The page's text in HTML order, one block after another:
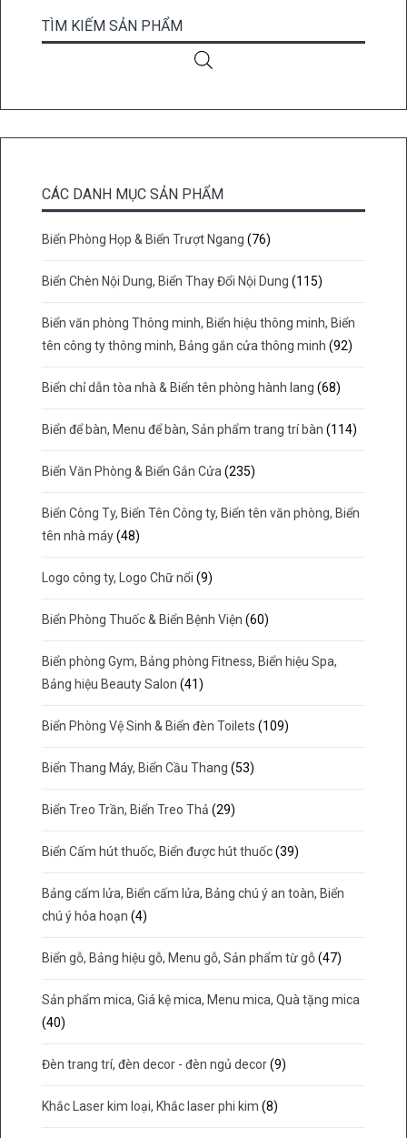
TÌM KIẾM SẢN PHẨM
CÁC DANH MỤC SẢN PHẨM
Biển Phòng Họp & Biển Trượt Ngang (76)
Biển Chèn Nội Dung, Biển Thay Đổi Nội Dung (115)
Biển văn phòng Thông minh, Biển hiệu thông minh, Biển
tên công ty thông minh, Bảng gắn cửa thông minh (92)
Biển chỉ dẫn tòa nhà & Biển tên phòng hành lang (68)
Biển để bàn, Menu để bàn, Sản phẩm trang trí bàn (114)
Biển Văn Phòng & Biển Gắn Cửa (235)
Biển Công Ty, Biển Tên Công ty, Biển tên văn phòng, Biển
tên nhà máy (48)
Logo công ty, Logo Chữ nổi (9)
Biển Phòng Thuốc & Biển Bệnh Viện (60)
Biển phòng Gym, Bảng phòng Fitness, Biển hiệu Spa,
Bảng hiệu Beauty Salon (41)
Biển Phòng Vệ Sinh & Biển đèn Toilets (109)
Biển Thang Máy, Biển Cầu Thang (53)
Biển Treo Trần, Biển Treo Thả (29)
Biển Cấm hút thuốc, Biển được hút thuốc (39)
Bảng cấm lửa, Biển cấm lửa, Bảng chú ý an toàn, Biển
chú ý hỏa hoạn (4)
Biển gỗ, Bảng hiệu gỗ, Menu gỗ, Sản phẩm từ gỗ (47)
Sản phẩm mica, Giá kệ mica, Menu mica, Quà tặng mica
(40)
Đèn trang trí, đèn decor - đèn ngủ decor (9)
Khắc Laser kim loại, Khắc laser phi kim (8)